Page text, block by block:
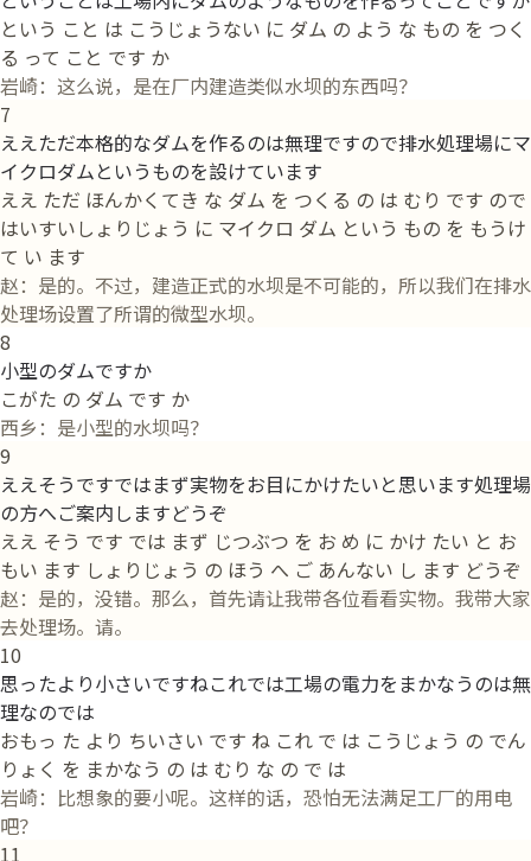
という こと は こうじょうない に ダム の よう な もの を つく
る って こと です か
岩崎：这么说，是在厂内建造类似水坝的东西吗？
7
ええただ本格的なダムを作るのは無理ですので排水処理場にマ
イクロダムというものを設けています
ええ ただ ほんかくてき な ダム を つくる の は むり です ので
はいすいしょりじょう に マイクロ ダム という もの を もうけ
て い ます
赵：是的。不过，建造正式的水坝是不可能的，所以我们在排水
处理场设置了所谓的微型水坝。
8
小型のダムですか
こがた の ダム です か
西乡：是小型的水坝吗？
9
ええそうですではまず実物をお目にかけたいと思います処理場
の方へご案内しますどうぞ
ええ そう です では まず じつぶつ を お め に かけ たい と お
もい ます しょりじょう の ほう へ ご あんない し ます どうぞ
赵：是的，没错。那么，首先请让我带各位看看实物。我带大家
去处理场。请。
10
思ったより小さいですねこれでは工場の電力をまかなうのは無
理なのでは
おもっ た より ちいさい です ね これ で は こうじょう の でん
りょく を まかなう の は むり な の で は
岩崎：比想象的要小呢。这样的话，恐怕无法满足工厂的用电
吧？
11